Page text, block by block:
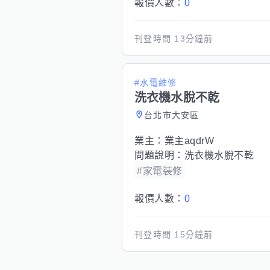
報價人數： 0
刊登時間 13分鐘前
#水電維修
洗衣機水脫不乾
台北市大安區
業主： 業主aqdrW
問題說明： 洗衣機水脫不乾
#家電裝修
報價人數： 0
刊登時間 15分鐘前